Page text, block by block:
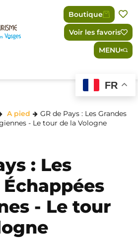
Boutique
Voir les favoris
MENU
FR
A pied
GR de Pays : Les Grandes
- Le tour de la Vologne
: Les
- Le tour